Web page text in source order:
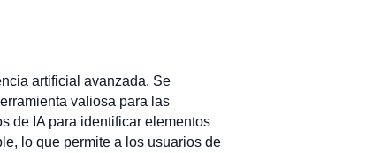
artificial avanzada. Se
valiosa para las
de IA para identificar elementos
lo que permite a los usuarios de